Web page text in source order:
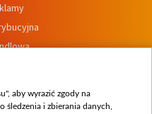
wewnętrznych
aby wyrazić zgody na
śledzenia i zbierania danych,